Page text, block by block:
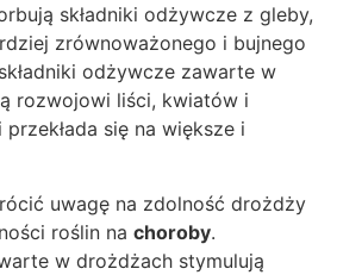
składniki odżywcze z gleby,
zrównoważonego i bujnego
odżywcze zawarte w
rozwojowi liści, kwiatów i
się na większe i
uwagę na zdolność drożdży
roślin na choroby.
w drożdżach stymulują